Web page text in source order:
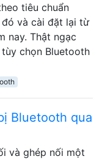
tiêu chuẩn
đó và cài đặt lại từ
nay. Thật ngạc
chọn Bluetooth
Bluetooth qua
và ghép nối một